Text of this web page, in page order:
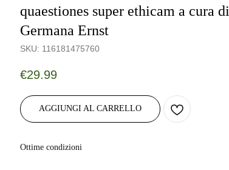
quaestiones super ethicam a cura di
Germana Ernst
SKU: 116181475760
€29.99
AGGIUNGI AL CARRELLO
Ottime condizioni